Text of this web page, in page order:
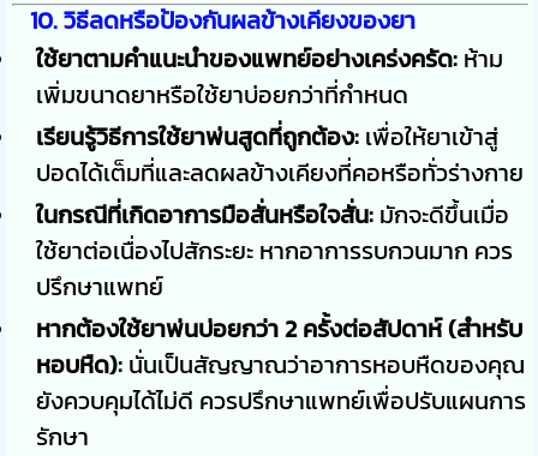
10. วิธีลดหรือป้องกันผลข้างเคียงของยา
ใช้ยาตามคำแนะนำของแพทย์อย่างเคร่งครัด: ห้าม
เพิ่มขนาดยาหรือใช้ยาบ่อยกว่าที่กำหนด
เรียนรู้วิธีการใช้ยาพ่นสูดที่ถูกต้อง: เพื่อให้ยาเข้าสู่
ปอดได้เต็มที่และลดผลข้างเคียงที่คอหรือทั่วร่างกาย
ในกรณีที่เกิดอาการมือสั่นหรือใจสั่น: มักจะดีขึ้นเมื่อ
ใช้ยาต่อเนื่องไปสักระยะ หากอาการรบกวนมาก ควร
ปรึกษาแพทย์
หากต้องใช้ยาพ่นบ่อยกว่า 2 ครั้งต่อสัปดาห์ (สำหรับ
หอบหืด): นั่นเป็นสัญญาณว่าอาการหอบหืดของคุณ
ยังควบคุมได้ไม่ดี ควรปรึกษาแพทย์เพื่อปรับแผนการ
รักษา